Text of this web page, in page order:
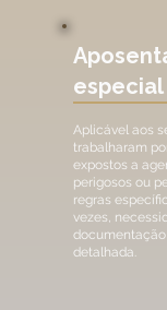
especial
Aplicável aos
trabalharam
expostos a
perigosos ou
regras
vezes,
detalhada.